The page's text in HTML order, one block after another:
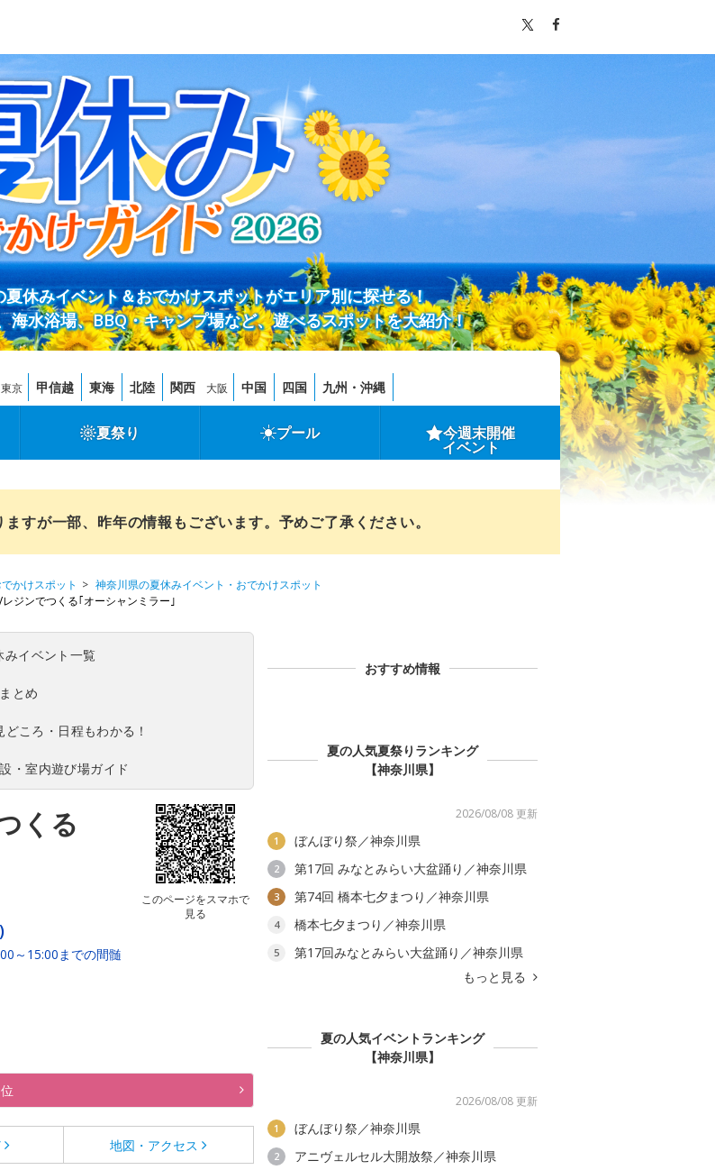
休みイベント＆おでかけスポットがエリア別に探せる！
海水浴場、BBQ・キャンプ場など、遊べるスポットを大紹介！
東京 甲信越 東海 北陸 関西 大阪 中国 四国 九州・沖縄
夏祭り プール 今週末開催
イベント
すが一部、昨年の情報もございます。予めご了承ください。
かけスポット
神奈川県の夏休みイベント・おでかけスポット
ジンでつくる｢オーシャンミラー｣
イベント一覧
とめ
ころ・日程もわかる！
・室内遊び場ガイド
くる
このページをスマホで
見る
～15:00までの間髄
地図・アクセス
おすすめ情報
夏の人気夏祭りランキング
【神奈川県】
2026/08/08 更新
1 ぼんぼり祭／神奈川県
2 第17回 みなとみらい大盆踊り／神奈川県
3 第74回 橋本七夕まつり／神奈川県
4 橋本七夕まつり／神奈川県
5
第17回みなとみらい大盆踊り／神奈川県
もっと見る
夏の人気イベントランキング
【神奈川県】
2026/08/08 更新
1 ぼんぼり祭／神奈川県
2 アニヴェルセル大開放祭／神奈川県